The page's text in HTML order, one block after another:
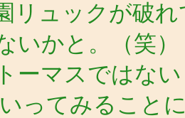
リュックが破
いかと。（笑）
ーマスではな
ってみること